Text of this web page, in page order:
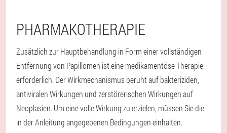
PHARMAKOTHERAPIE
Zusätzlich zur Hauptbehandlung in Form einer vollständigen
Entfernung von Papillomen ist eine medikamentöse Therapie
erforderlich. Der Wirkmechanismus beruht auf bakteriziden,
antiviralen Wirkungen und zerstörerischen Wirkungen auf
Neoplasien. Um eine volle Wirkung zu erzielen, müssen Sie die
in der Anleitung angegebenen Bedingungen einhalten.